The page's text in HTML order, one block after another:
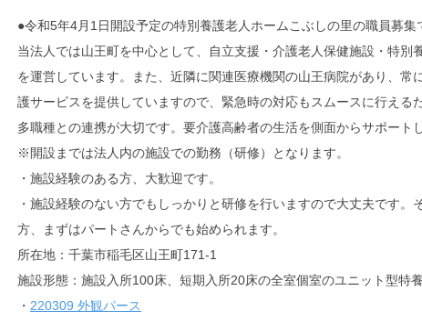
●令和5年4月1日開設予定の特別養護老人ホームこぶしの里の職員募集
当法人では山王町を中心として、自立支援・介護老人保健施設・特別
を運営しています。また、近隣に関連医療機関の山王病院があり、常
護サービスを提供していますので、緊急時の対応もスムースに行える
多職種との連携が大切です。要介護高齢者の生活を側面からサポート
※開設までは法人内の施設での勤務（研修）となります。
・施設経験のある方、大歓迎です。
・施設経験のない方でもしっかりと研修を行いますので大丈夫です
方、まずはパートさんからでも始められます。
所在地：千葉市稲毛区山王町171-1
施設形態：施設入所100床、短期入所20床の全室個室のユニット型特
・ 220309 外観パース